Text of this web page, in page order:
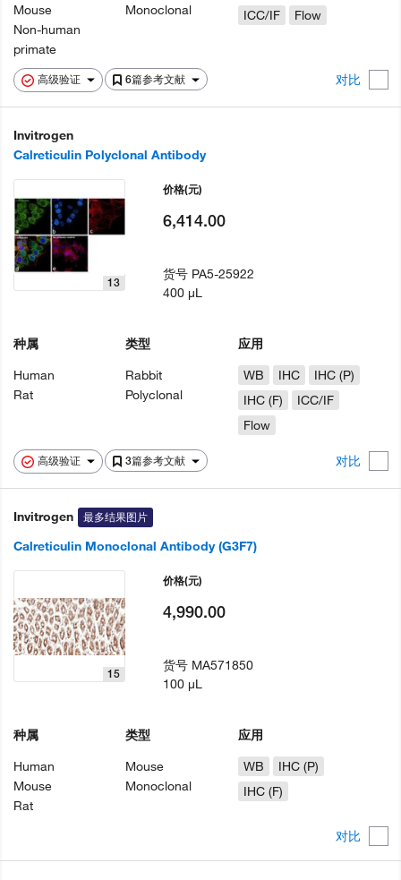
高级验证 6篇参考文献 对比
Mouse
Non-human
primate
Monoclonal
ICC/IF
Flow
Invitrogen
Calreticulin Polyclonal Antibody
高级验证 3篇参考文献 对比
13
种属
Human
Rat
类型
Rabbit
Polyclonal
应用
WB
IHC
IHC (P)
IHC (F)
ICC/IF
Flow
价格(元)
6,414.00
货号 PA5-25922
400 µL
Invitrogen 最多结果图片
Calreticulin Monoclonal Antibody (G3F7)
对比
15
种属
Human
Mouse
Rat
类型
Mouse
Monoclonal
应用
WB
IHC (P)
IHC (F)
价格(元)
4,990.00
货号 MA571850
100 µL